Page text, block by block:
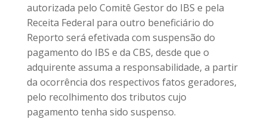
autorizada pelo Comitê Gestor do IBS e pela
Receita Federal para outro beneficiário do
Reporto será efetivada com suspensão do
pagamento do IBS e da CBS, desde que o
adquirente assuma a responsabilidade, a partir
da ocorrência dos respectivos fatos geradores,
pelo recolhimento dos tributos cujo
pagamento tenha sido suspenso.